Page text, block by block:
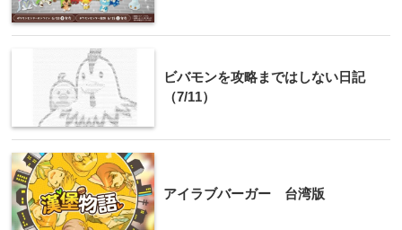
ビバモンを攻略まではしない日記
（7/11）
アイラブバーガー 台湾版